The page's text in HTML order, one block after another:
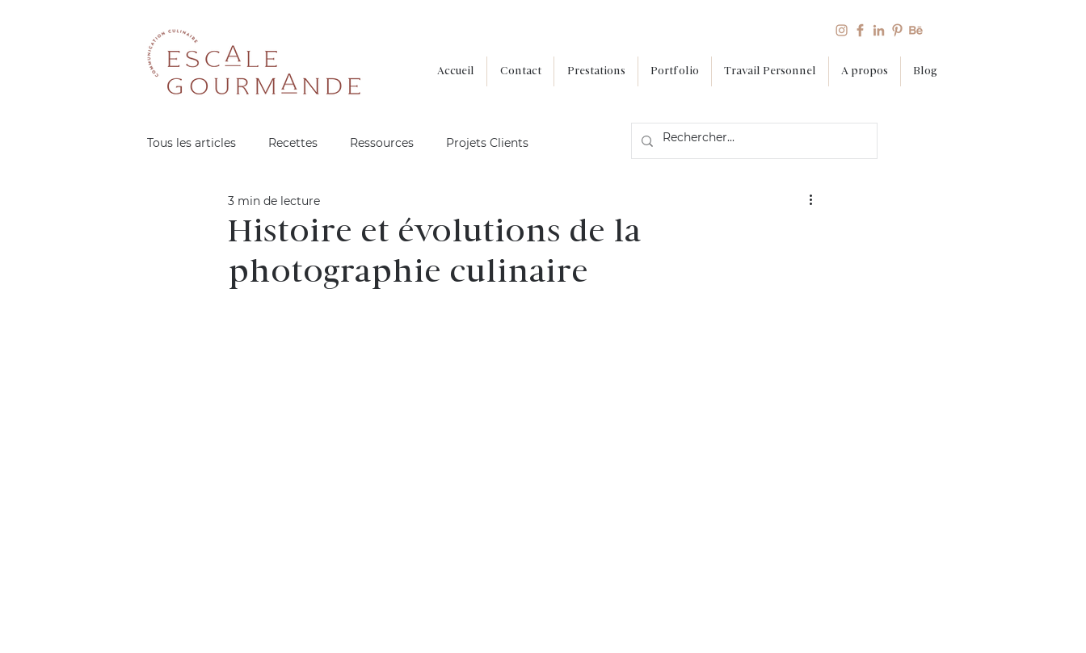
Accueil Contact Prestations Portfolio Travail Personnel A propos Blog
Tous les articles Recettes Ressources Projets Clients
Histoire et évolutions de la
photographie culinaire
3 min de lecture